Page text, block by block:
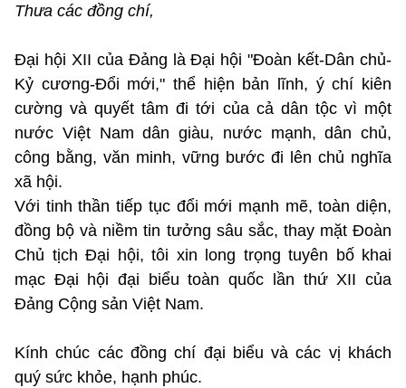
Thưa các đồng chí,
Đại hội XII của Đảng là Đại hội "Đoàn kết-Dân chủ-
Kỷ cương-Đổi mới," thể hiện bản lĩnh, ý chí kiên
cường và quyết tâm đi tới của cả dân tộc vì một
nước Việt Nam dân giàu, nước mạnh, dân chủ,
công bằng, văn minh, vững bước đi lên chủ nghĩa
xã hội.
Với tinh thần tiếp tục đổi mới mạnh mẽ, toàn diện,
đồng bộ và niềm tin tưởng sâu sắc, thay mặt Đoàn
Chủ tịch Đại hội, tôi xin long trọng tuyên bố khai
mạc Đại hội đại biểu toàn quốc lần thứ XII của
Đảng Cộng sản Việt Nam.
Kính chúc các đồng chí đại biểu và các vị khách
quý sức khỏe, hạnh phúc.